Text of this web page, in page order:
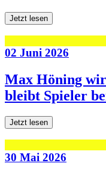
Jetzt lesen
02 Juni 2026
Max Höning
bleibt Spieler
Jetzt lesen
30 Mai 2026